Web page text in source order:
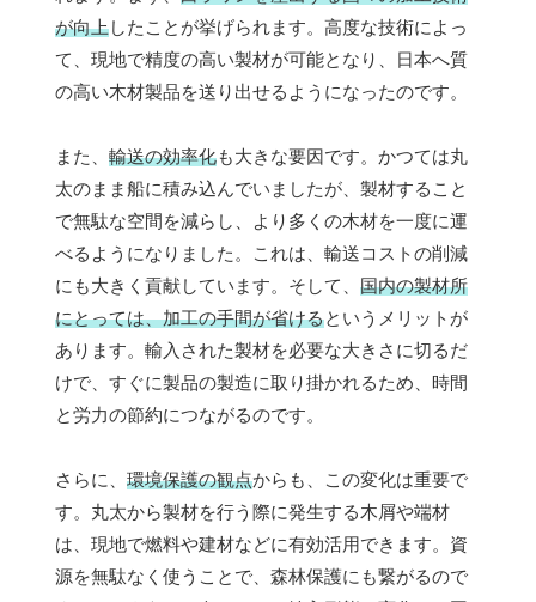
が向上したことが挙げられます。高度な技術によっ
て、現地で精度の高い製材が可能となり、日本へ質
の高い木材製品を送り出せるようになったのです。
また、 輸送の効率化も大きな要因です。かつては丸
太のまま船に積み込んでいましたが、製材すること
で無駄な空間を減らし、より多くの木材を一度に運
べるようになりました。これは、輸送コストの削減
にも大きく貢献しています。そして、 国内の製材所
にとっては、加工の手間が省けるというメリットが
あります。輸入された製材を必要な大きさに切るだ
けで、すぐに製品の製造に取り掛かれるため、時間
と労力の節約につながるのです。
さらに、 環境保護の観点からも、この変化は重要で
す。丸太から製材を行う際に発生する木屑や端材
は、現地で燃料や建材などに有効活用できます。資
源を無駄なく使うことで、森林保護にも繋がるので